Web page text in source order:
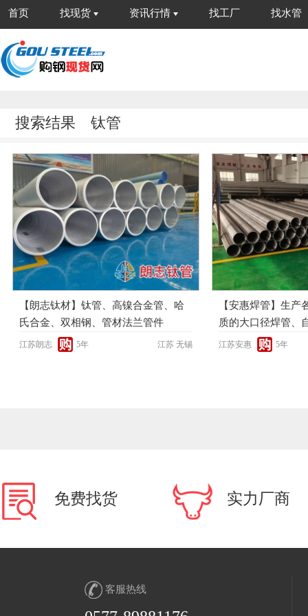
首页 找现货 资讯行情 找工厂 找水管
搜索结果 钛管
【朗志钛材】钛管、高镍合金管、哈
氏合金、双相钢、管材法兰管件
江苏朗志 5年 江苏 无锡
【安惠焊管】生产
质的大口径焊管、
标厚壁管、镍基合
江苏安惠 5年
免费找货 实力厂商
客服热线